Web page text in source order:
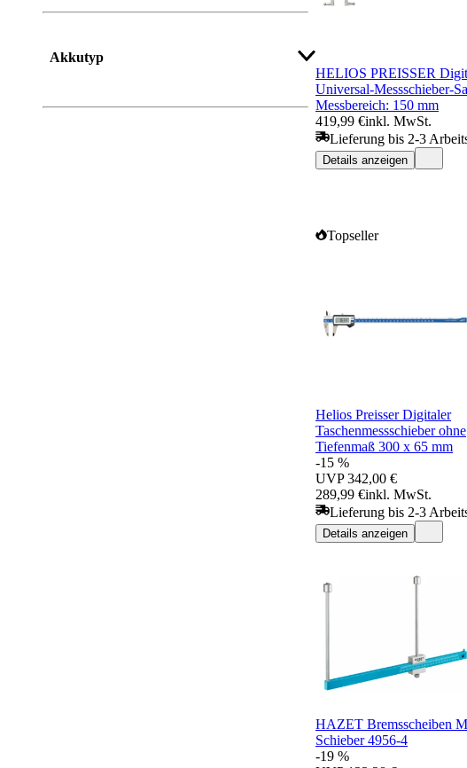
Akkutyp
HELIOS PREISSER
Universal-Messschieber-
Messbereich: 150 mm
419,99 €inkl. MwSt.
Lieferung bis 2-3
Details anzeigen
Topseller
Helios Preisser Digitaler
Taschenmessschieber ohne
Tiefenmaß 300 x 65 mm
-15 %
UVP 342,00 €
289,99 €inkl. MwSt.
Lieferung bis 2-3
Details anzeigen
HAZET Bremsscheiben
Schieber 4956-4
-19 %